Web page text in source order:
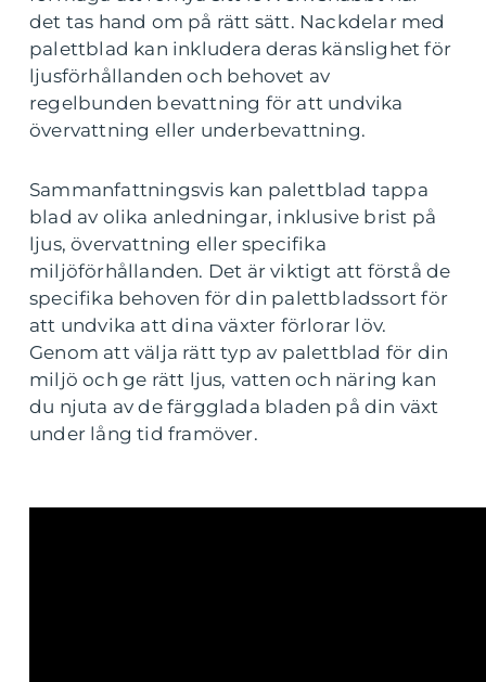
det tas hand om på rätt sätt. Nackdelar med
palettblad kan inkludera deras känslighet för
ljusförhållanden och behovet av
regelbunden bevattning för att undvika
övervattning eller underbevattning.
Sammanfattningsvis kan palettblad tappa
blad av olika anledningar, inklusive brist på
ljus, övervattning eller specifika
miljöförhållanden. Det är viktigt att förstå de
specifika behoven för din palettbladssort för
att undvika att dina växter förlorar löv.
Genom att välja rätt typ av palettblad för din
miljö och ge rätt ljus, vatten och näring kan
du njuta av de färgglada bladen på din växt
under lång tid framöver.